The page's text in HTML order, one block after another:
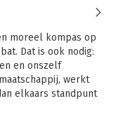
moreel kompas op
Dat is ook nodig:
en onszelf
werkt
elkaars standpunt